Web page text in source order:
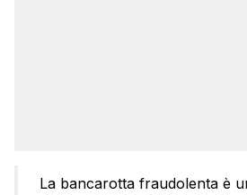
La bancarotta fraudolenta è